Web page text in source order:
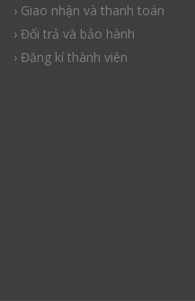
› Giao nhận và thanh toán
› Đổi trả và bảo hành
› Đăng kí thành viên